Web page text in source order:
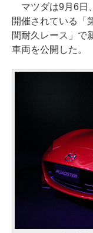
マツダは9月6日
開催されている「
間耐久レース」で
車両を公開した。